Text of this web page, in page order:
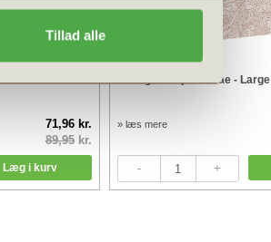
Tillad alle
m
71,96 kr.
89,95kr.
Maileg Gavepose Mae - Large
» læs mere